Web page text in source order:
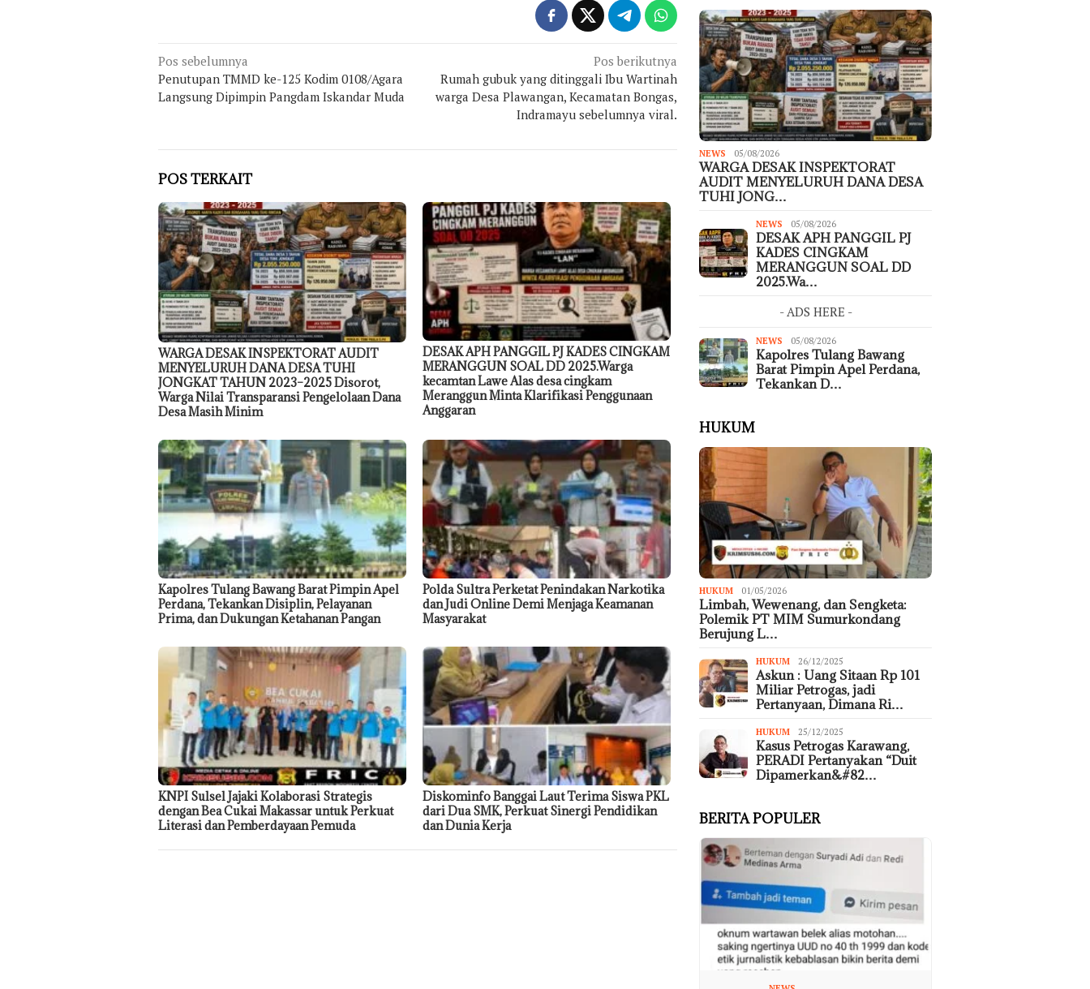
Navigasi
pos
Pos sebelumnya
Penutupan TMMD ke-125 Kodim 0108/Agara
Langsung Dipimpin Pangdam Iskandar Muda
Pos berikutnya
Rumah gubuk yang ditinggali Ibu Wartinah
warga Desa Plawangan, Kecamatan Bongas,
Indramayu sebelumnya viral.
POS TERKAIT
WARGA DESAK INSPEKTORAT AUDIT
MENYELURUH DANA DESA TUHI
JONGKAT TAHUN 2023–2025 Disorot,
Warga Nilai Transparansi Pengelolaan Dana
Desa Masih Minim
DESAK APH PANGGIL PJ KADES CINGKAM
MERANGGUN SOAL DD 2025.Warga
kecamtan Lawe Alas desa cingkam
Meranggun Minta Klarifikasi Penggunaan
Anggaran
Kapolres Tulang Bawang Barat Pimpin Apel
Perdana, Tekankan Disiplin, Pelayanan
Prima, dan Dukungan Ketahanan Pangan
Polda Sultra Perketat Penindakan Narkotika
dan Judi Online Demi Menjaga Keamanan
Masyarakat
KNPI Sulsel Jajaki Kolaborasi Strategis
dengan Bea Cukai Makassar untuk Perkuat
Literasi dan Pemberdayaan Pemuda
Diskominfo Banggai Laut Terima Siswa PKL
dari Dua SMK, Perkuat Sinergi Pendidikan
dan Dunia Kerja
NEWS 05/08/2026
WARGA DESAK INSPEKTORAT
AUDIT MENYELURUH DANA DESA
TUHI JONG…
NEWS 05/08/2026
DESAK APH PANGGIL PJ
KADES CINGKAM
MERANGGUN SOAL DD
2025.Wa…
- ADS HERE -
NEWS 05/08/2026
Kapolres Tulang Bawang
Barat Pimpin Apel Perdana,
Tekankan D…
HUKUM
HUKUM 01/05/2026
Limbah, Wewenang, dan Sengketa:
Polemik PT MIM Sumurkondang
Berujung L…
HUKUM 26/12/2025
Askun : Uang Sitaan Rp 101
Miliar Petrogas, jadi
Pertanyaan, Dimana Ri…
HUKUM 25/12/2025
Kasus Petrogas Karawang,
PERADI Pertanyakan “Duit
Dipamerkan&#82…
BERITA POPULER